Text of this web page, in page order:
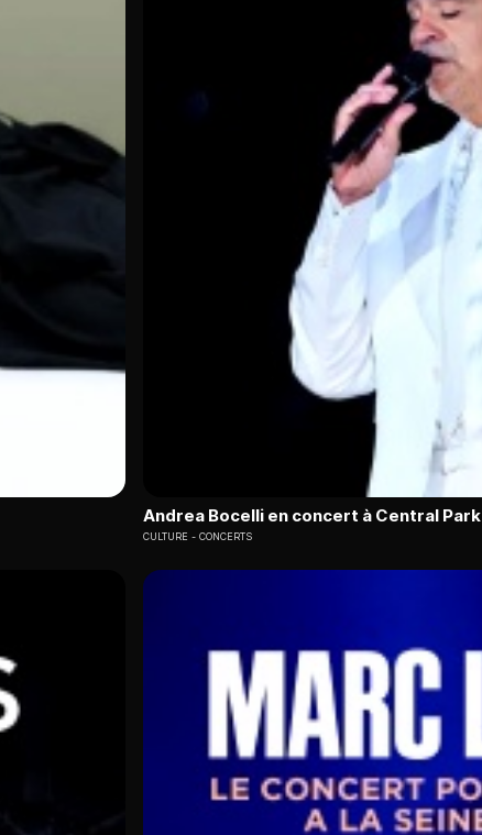
Andrea Bocelli en concert à Central Park
CULTURE CONCERTS